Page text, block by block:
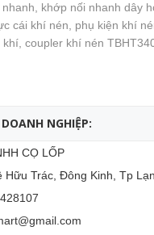
khớp nối nhanh dây
cái khí nén, phụ kiện khí
coupler khí nén
NGHIỆP:
CỌ LỐP
Hữu Trác, Đông Kinh, Tp